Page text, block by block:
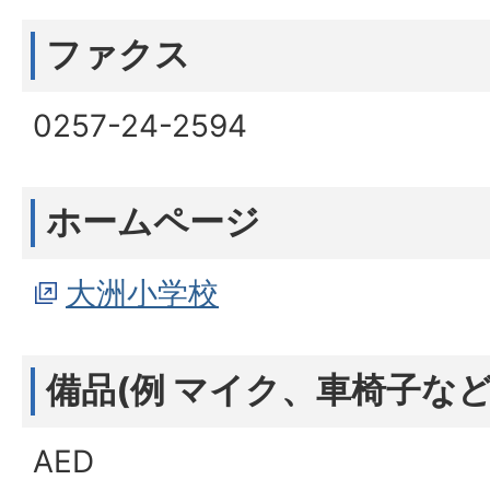
ファクス
0257-24-2594
ホームページ
大洲小学校
備品(例 マイク、車椅子な
AED